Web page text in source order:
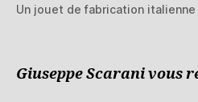
Un jouet de fabrication
Giuseppe Scarani vous